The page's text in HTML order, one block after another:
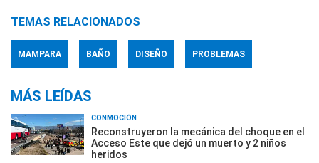
TEMAS RELACIONADOS
MAMPARA BAÑO DISEÑO PROBLEMAS
MÁS LEÍDAS
CONMOCIÓN
Reconstruyeron la mecánica del choque en el
Acceso Este que dejó un muerto y 2 niños
heridos